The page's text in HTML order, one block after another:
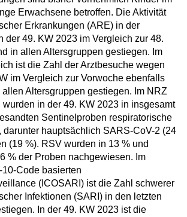
Erwachsene betroffen. Die Aktivität
Erkrankungen (ARE) in der
der 49. KW 2023 im Vergleich zur 48.
in allen Altersgruppen gestiegen. Im
ist die Zahl der Arztbesuche wegen
im Vergleich zur Vorwoche ebenfalls
Altersgruppen gestiegen. Im NRZ
in der 49. KW 2023 in insgesamt
Sentinelproben respiratorische
darunter hauptsächlich SARS-CoV-2 (24
(19 %). RSV wurden in 13 % und
% der Proben nachgewiesen. Im
Code basierten
(ICOSARI) ist die Zahl schwerer
Infektionen (SARI) in den letzten
In der 49. KW 2023 ist die